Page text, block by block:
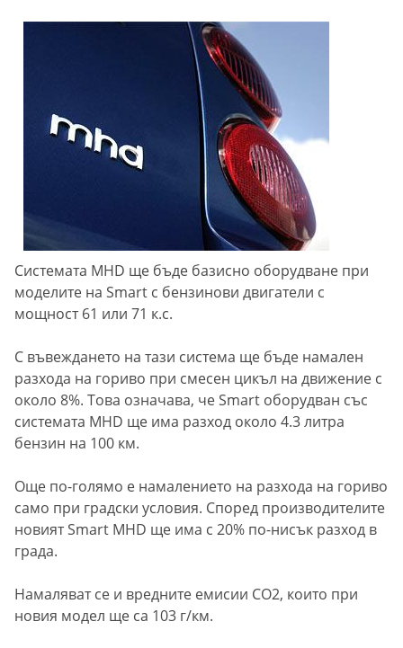
Системата MHD ще бъде базисно оборудване при
моделите на Smart с бензинови двигатели с
мощност 61 или 71 к.с.
С въвеждането на тази система ще бъде намален
разхода на гориво при смесен цикъл на движение с
около 8%. Това означава, че Smart оборудван със
системата MHD ще има разход около 4.3 литра
бензин на 100 км.
Още по-голямо е намалението на разхода на гориво
само при градски условия. Според производителите
новият Smart MHD ще има с 20% по-нисък разход в
града.
Намаляват се и вредните емисии СО2, които при
новия модел ще са 103 г/км.